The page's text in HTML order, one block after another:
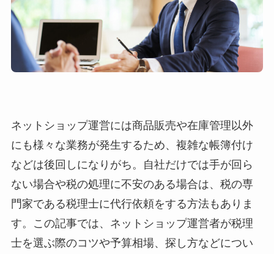
ネットショップ運営には商品販売や在庫管理以外
にも様々な業務が発生するため、複雑な帳簿付け
などは後回しになりがち。自社だけでは手が回ら
ない場合や税の処理に不安のある場合は、税の専
門家である税理士に代行依頼をする方法もありま
す。この記事では、ネットショップ運営者が税理
士を選ぶ際のコツや予算相場、探し方などについ